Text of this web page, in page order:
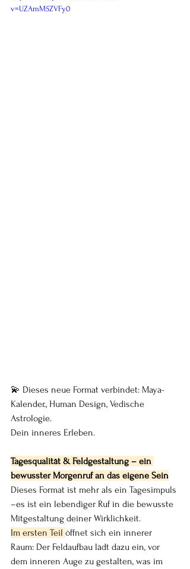
v=UZAmM5ZVFy0
💫 Dieses neue Format verbindet: Maya-
Kalender., Human Design, Vedische
Astrologie.
Dein inneres Erleben.
Tagesqualität & Feldgestaltung – ein
bewusster Morgenruf an das eigene Sein
Dieses Format ist mehr als ein Tagesimpuls
–es ist ein lebendiger Ruf in die bewusste
Mitgestaltung deiner Wirklichkeit.
Im ersten Teil öffnet sich ein innerer
Raum: Der Feldaufbau lädt dazu ein, vor
dem inneren Auge zu gestalten, was im